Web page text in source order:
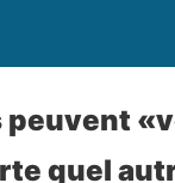
peuvent
quel